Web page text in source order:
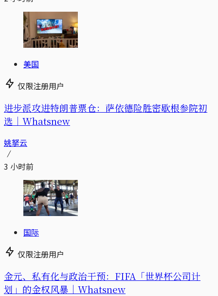
美国
仅限注册用户
进步派攻进特朗普票仓：萨依德险胜密歇根参院初
选｜Whatsnew
姚拏云
3 小时前
国际
仅限注册用户
金元、私有化与政治干预：FIFA「世界杯公司计
划」的金权风暴｜Whatsnew